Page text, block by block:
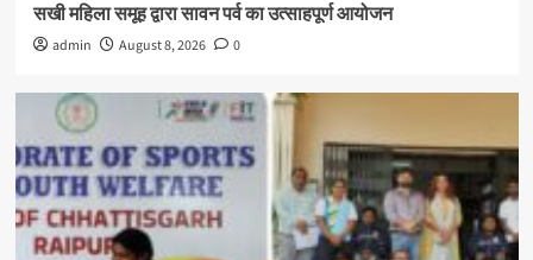
सखी महिला समूह द्वारा सावन पर्व का उत्साहपूर्ण आयोजन
admin August 8, 2026 0